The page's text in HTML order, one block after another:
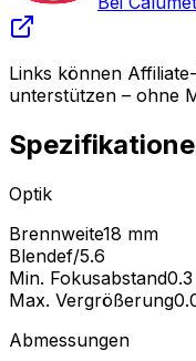
Links können
unterstützen – ohne
Optik
Brennweite18 mm
Blendef/5.6
Min. Fokusabstand0.3
Max. Vergrößerung
Abmessungen